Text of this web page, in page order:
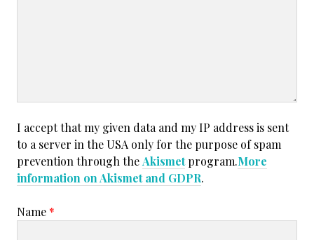
I accept that my given data and my IP address is sent
to a server in the USA only for the purpose of spam
prevention through theAkismetprogram.More
information on Akismet and GDPR.
Name *